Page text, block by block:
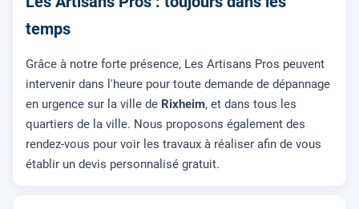
temps
Grâce à notre forte présence, Les Artisans Pros peuvent
intervenir dans l'heure pour toute demande de dépannage
en urgence sur la ville de Rixheim, et dans tous les
quartiers de la ville. Nous proposons également des
rendez-vous pour voir les travaux à réaliser afin de vous
établir un devis personnalisé gratuit.